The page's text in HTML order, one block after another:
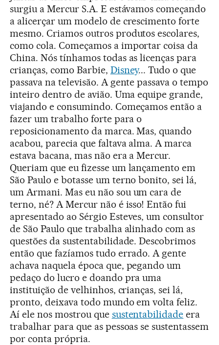
surgiu a Mercur S.A. E estávamos começando
a alicerçar um modelo de crescimento forte
mesmo. Criamos outros produtos escolares,
como cola. Começamos a importar coisa da
China. Nós tínhamos todas as licenças para
crianças, como Barbie, Disney... Tudo o que
passava na televisão. A gente passava o tempo
inteiro dentro de avião. Uma equipe grande,
viajando e consumindo. Começamos então a
fazer um trabalho forte para o
reposicionamento da marca. Mas, quando
acabou, parecia que faltava alma. A marca
estava bacana, mas não era a Mercur.
Queriam que eu fizesse um lançamento em
São Paulo e botasse um terno bonito, sei lá,
um Armani. Mas eu não sou um cara de
terno, né? A Mercur não é isso! Então fui
apresentado ao Sérgio Esteves, um consultor
de São Paulo que trabalha alinhado com as
questões da sustentabilidade. Descobrimos
então que fazíamos tudo errado. A gente
achava naquela época que, pegando um
pedaço do lucro e doando pra uma
instituição de velhinhos, crianças, sei lá,
pronto, deixava todo mundo em volta feliz.
Aí ele nos mostrou que sustentabilidade era
trabalhar para que as pessoas se sustentassem
por conta própria.